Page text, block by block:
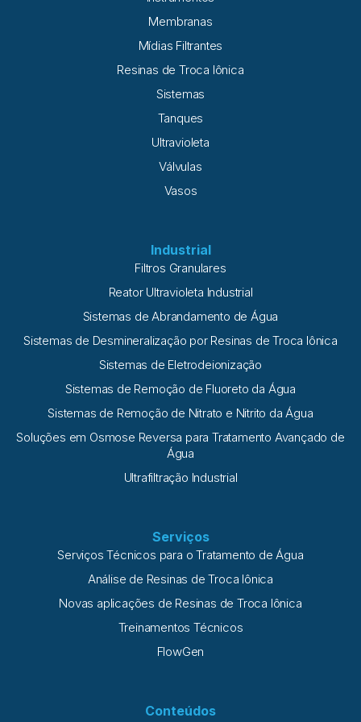
Membranas
Mídias Filtrantes
Resinas de Troca Iônica
Sistemas
Tanques
Ultravioleta
Válvulas
Vasos
Industrial
Filtros Granulares
Reator Ultravioleta Industrial
Sistemas de Abrandamento de Água
Sistemas de Desmineralização por Resinas de Troca Iônica
Sistemas de Eletrodeionização
Sistemas de Remoção de Fluoreto da Água
Sistemas de Remoção de Nitrato e Nitrito da Água
Soluções em Osmose Reversa para Tratamento Avançado de
Água
Ultrafiltração Industrial
Serviços
Serviços Técnicos para o Tratamento de Água
Análise de Resinas de Troca Iônica
Novas aplicações de Resinas de Troca Iônica
Treinamentos Técnicos
FlowGen
Conteúdos